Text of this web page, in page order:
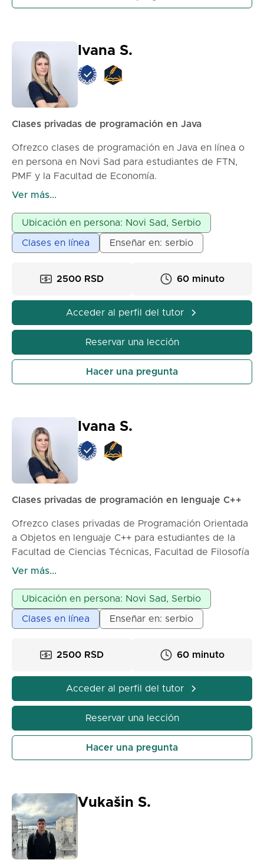
Ivana S.
Clases privadas de programación en Java
Ofrezco clases de programación en Java en línea o
en persona en Novi Sad para estudiantes de FTN,
PMF y la Facultad de Economía.
Las clases están diseñadas para facilitar el
aprobar tus exámenes con éxito.
Es posible programar clases individuales, en pareja o
en grupos pequeños. Para más información, puedes
plataforma.
Ver más...
Ubicación en persona: Novi Sad, Serbio
Clases en línea Enseñar en: serbio
2500 RSD 60 minuto
Acceder al perfil del tutor
Reservar una lección
Hacer una pregunta
Ivana S.
Clases privadas de programación en lenguaje C++
Ofrezco clases privadas de Programación Orientada
a Objetos en lenguaje C++ para estudiantes de la
Facultad de Ciencias Técnicas, Facultad de Filosofía
y Facultad de Economía, en la dirección de
clases se imparten en vivo en Novi Sad o en línea.
Se pueden realizar clases en grupo o individuales. El
precio por clase en grupo es de 750 dinares por 45
manera fácil y a aprobar tus exámenes en el menor
Ver más...
Ubicación en persona: Novi Sad, Serbio
Clases en línea Enseñar en: serbio
2500 RSD 60 minuto
Acceder al perfil del tutor
Reservar una lección
Hacer una pregunta
Vukašin S.